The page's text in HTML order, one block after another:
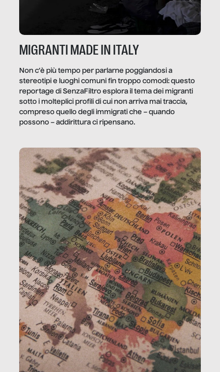
MIGRANTI MADE IN ITALY
Non c’è più tempo per parlarne poggiandosi a
stereotipi e luoghi comuni fin troppo comodi: questo
reportage di SenzaFiltro esplora il tema dei migranti
sotto i molteplici profili di cui non arriva mai traccia,
compreso quello degli immigrati che – quando
possono – addirittura ci ripensano.